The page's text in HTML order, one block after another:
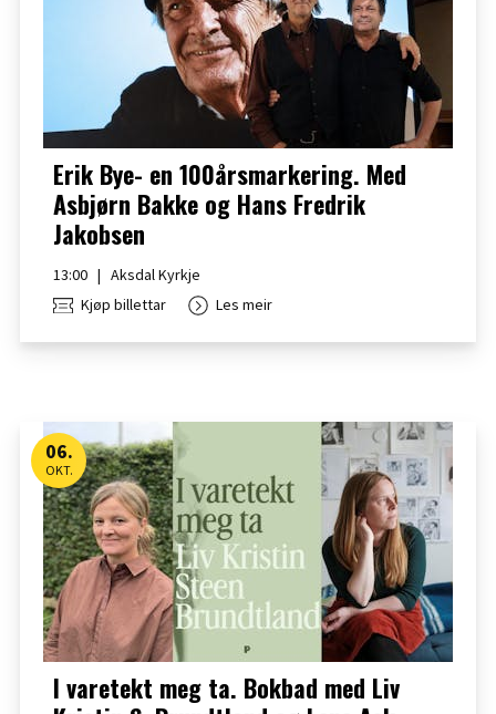
Erik Bye- en 100årsmarkering. Med
Asbjørn Bakke og Hans Fredrik
Jakobsen
13:00 | Aksdal Kyrkje
Kjøp billettar
Les meir
06.
OKT.
I varetekt meg ta. Bokbad med Liv